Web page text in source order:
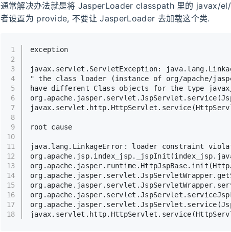
通常解决办法就是将 JasperLoader classpath 里的 javax/
者设置为 provide, 不要让 JasperLoader 去加载这个类.
1
2
3
4
5
6
7
8
9
10
11
12
13
14
15
16
17
18
exception
javax.servlet.ServletException:
" the class loader (instance of org/apache/
have different Class objects for the type
root cause
java.lang.LinkageError: loader constraint